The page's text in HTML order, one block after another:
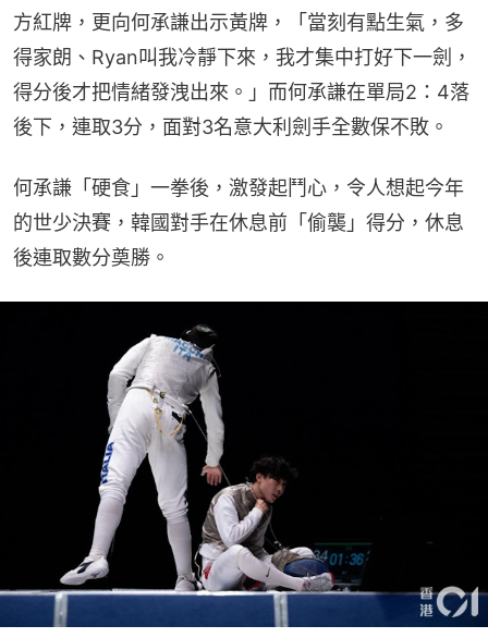
方紅牌，更向何承謙出示黃牌，「當刻有點生氣，多
得家朗、Ryan叫我冷靜下來，我才集中打好下一劍，
得分後才把情緒發洩出來。」而何承謙在單局2：4落
後下，連取3分，面對3名意大利劍手全數保不敗。
何承謙「硬食」一拳後，激發起鬥心，令人想起今年
的世少決賽，韓國對手在休息前「偷襲」得分，休息
後連取數分奠勝。